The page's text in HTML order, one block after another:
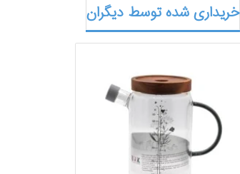
خریداری شده توسط دیگران